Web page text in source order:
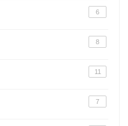
6
8
11
7